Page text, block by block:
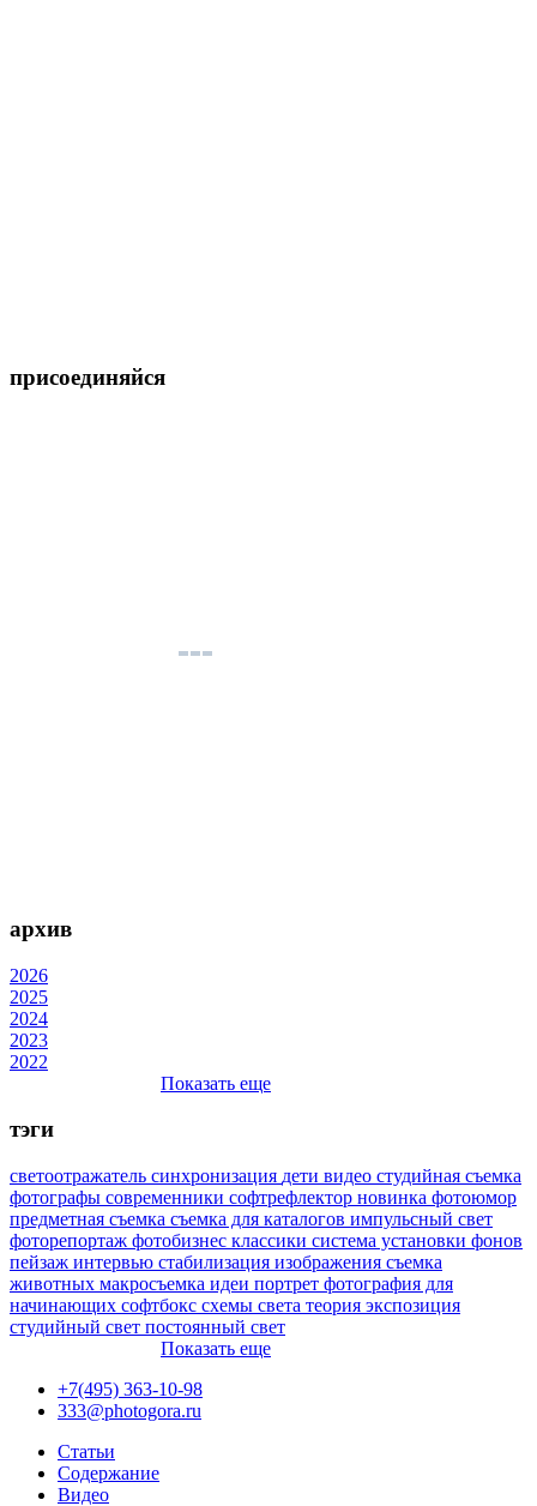
присоединяйся
архив
2026
2025
2024
2023
2022
Показать еще
тэги
светоотражатель синхронизация дети видео студийная съемка
фотографы современники софтрефлектор новинка фотоюмор
предметная съемка съемка для каталогов импульсный свет
фоторепортаж фотобизнес классики система установки фонов
пейзаж интервью стабилизация изображения съемка
животных макросъемка идеи портрет фотография для
начинающих софтбокс схемы света теория экспозиция
студийный свет постоянный свет
Показать еще
+7(495) 363-10-98
333@photogora.ru
Статьи
Содержание
Видео